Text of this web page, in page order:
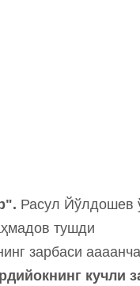
Расул Йўлдошев
тушди
зарбаси
кучли